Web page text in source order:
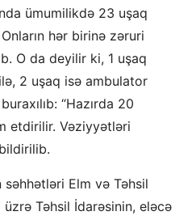
ümumilikdə 23 uşaq
hər birinə zəruri
O da deyilir ki, 1 uşaq
2 uşaq isə ambulator
“Hazırda 20
etdirilir. Vəziyyətləri
səhhətləri Elm və Təhsil
üzrə Təhsil İdarəsinin, eləcə